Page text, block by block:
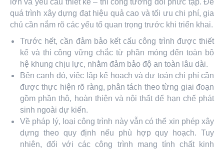
quá trình xây dựng đạt hiệu quả cao và tối ưu chi phí, gia
chủ cần nắm rõ các yếu tố quan trọng trước khi triển khai.
Trước hết, cần đảm bảo kết cấu công trình được thiết
kế và thi công vững chắc từ phần móng đến toàn bộ
hệ khung chịu lực, nhằm đảm bảo độ an toàn lâu dài.
Bên cạnh đó, việc lập kế hoạch và dự toán chi phí cần
được thực hiện rõ ràng, phân tách theo từng giai đoạn
gồm phần thô, hoàn thiện và nội thất để hạn chế phát
sinh ngoài dự kiến.
Về pháp lý, loại công trình này vẫn có thể xin phép xây
dựng theo quy định nếu phù hợp quy hoạch. Tuy
nhiên, đối với các công trình mang tính chất kinh